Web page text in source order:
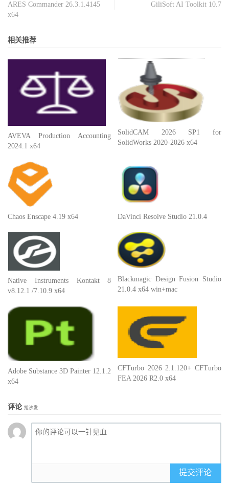
ARES Commander 26.3.1.4145
x64
GiliSoft AI Toolkit 10.7
相关推荐
AVEVA Production Accounting
2024.1 x64
SolidCAM 2026 SP1 for
SolidWorks 2020-2026 x64
Chaos Enscape 4.19 x64 DaVinci Resolve Studio 21.0.4
Native Instruments Kontakt 8
v8.12.1 /7.10.9 x64
Blackmagic Design Fusion Studio
21.0.4 x64 win+mac
Adobe Substance 3D Painter 12.1.2
x64
CFTurbo 2026 2.1.120+ CFTurbo
FEA 2026 R2.0 x64
评论 抢沙发
提交评论